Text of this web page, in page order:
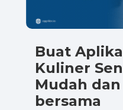
Buat
Kuliner
Mudah
bersama